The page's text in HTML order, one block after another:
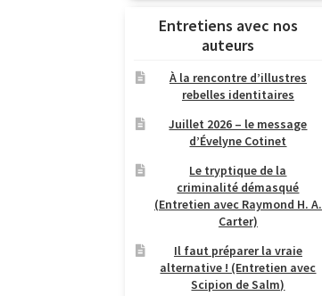
Entretiens avec nos
auteurs
À la rencontre d’illustres
rebelles identitaires
Juillet 2026 – le message
d’Évelyne Cotinet
Le tryptique de la
criminalité démasqué
(Entretien avec Raymond H. A.
Carter)
Il faut préparer la vraie
alternative ! (Entretien avec
Scipion de Salm)